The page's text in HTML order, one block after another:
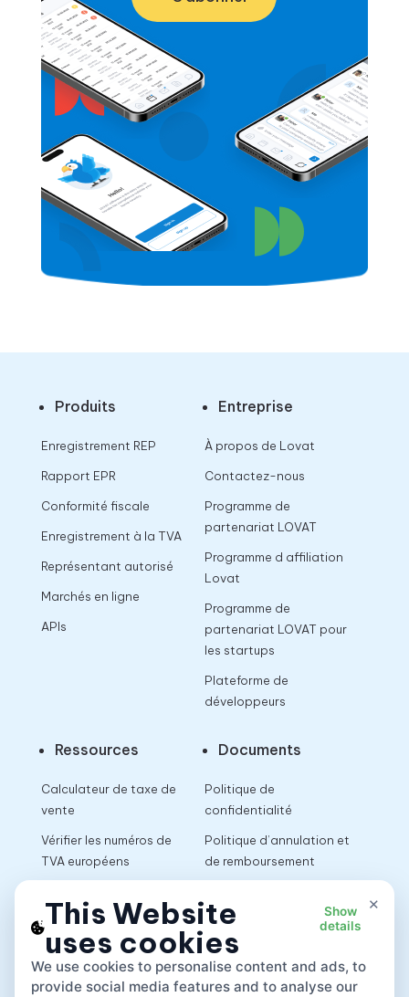
Produits
Enregistrement REP
Rapport EPR
Conformité fiscale
Enregistrement à la TVA
Représentant autorisé
Marchés en ligne
APIs
Entreprise
À propos de Lovat
Contactez-nous
Programme de
partenariat LOVAT
Programme d affiliation
Lovat
Programme de
partenariat LOVAT pour
les startups
Plateforme de
développeurs
Ressources
Calculateur de taxe de
vente
Vérifier les numéros de
TVA européens
Documents
Politique de
confidentialité
Politique d’annulation et
de remboursement
App
×
This Website
uses cookies
Show
details
We use cookies to personalise content and ads, to
provide social media features and to analyse our